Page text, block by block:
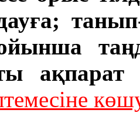
ақпарат